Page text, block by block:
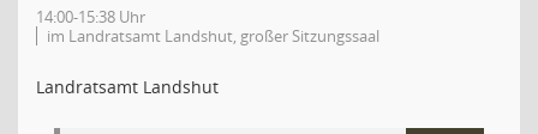
14:00-15:38 Uhr
im Landratsamt Landshut, großer Sitzungssaal
Landratsamt Landshut